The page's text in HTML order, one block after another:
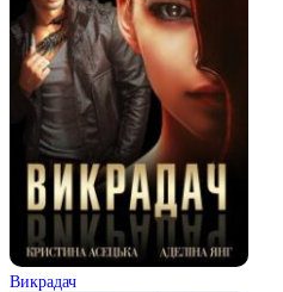
Викрадач